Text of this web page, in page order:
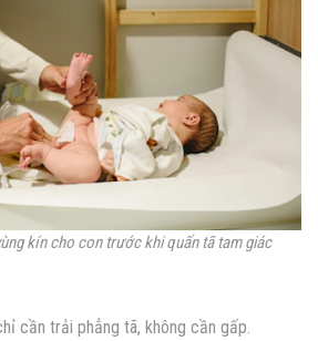
kín cho con trước khi quấn tã tam giác
cần trải phẳng tã, không cần gấp.